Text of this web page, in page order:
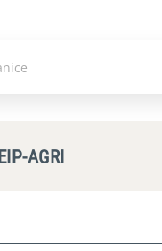
EIP-AGRI